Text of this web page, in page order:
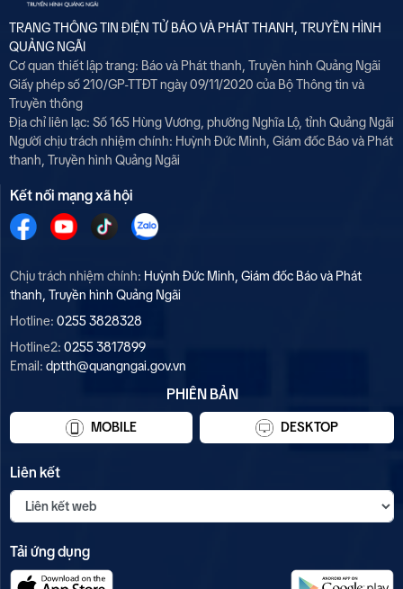
TRANG THÔNG TIN ĐIỆN TỬ BÁO VÀ PHÁT THANH, TRUYỀN HÌNH
QUẢNG NGÃI
Cơ quan thiết lập trang: Báo và Phát thanh, Truyền hình Quảng Ngãi
Giấy phép số 210/GP-TTĐT ngày 09/11/2020 của Bộ Thông tin và
Truyền thông
Địa chỉ liên lạc: Số 165 Hùng Vương, phường Nghĩa Lộ, tỉnh Quảng Ngãi
Người chịu trách nhiệm chính: Huỳnh Đức Minh, Giám đốc Báo và Phát
thanh, Truyền hình Quảng Ngãi
Kết nối mạng xã hội
Chịu trách nhiệm chính: Huỳnh Đức Minh, Giám đốc Báo và Phát
thanh, Truyền hình Quảng Ngãi
Hotline: 0255 3828328
Hotline2: 0255 3817899
Email: dptth@quangngai.gov.vn
PHIÊN BẢN
MOBILE DESKTOP
Liên kết
Tải ứng dụng